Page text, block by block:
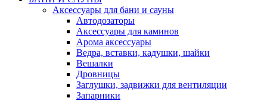
Аксессуары для бани и сауны
Автодозаторы
Аксессуары для каминов
Арома аксессуары
Ведра, вставки, кадушки, шайки
Вешалки
Дровницы
Заглушки, задвижки для вентиляции
Запарники